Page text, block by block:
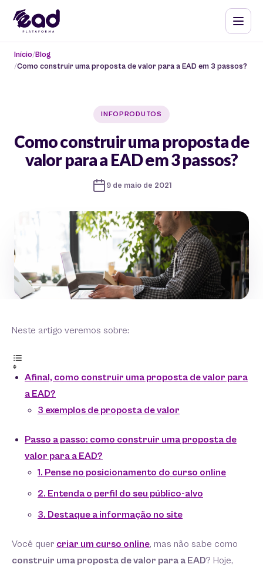
Início Blog
Como construir uma proposta de valor para a EAD em 3 passos?
INFOPRODUTOS
Como construir uma proposta de
valor para a EAD em 3 passos?
9 de maio de 2021
Neste artigo veremos sobre:
Afinal, como construir uma proposta de valor para
a EAD?
3 exemplos de proposta de valor
Passo a passo: como construir uma proposta de
valor para a EAD?
1. Pense no posicionamento do curso online
2. Entenda o perfil do seu público-alvo
3. Destaque a informação no site
Você quer criar um curso online, mas não sabe como
construir uma proposta de valor para a EAD? Hoje,